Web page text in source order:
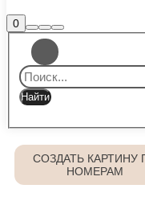
0Боковая
панель
магазина
Найти
Больше
информации
Главное
меню
СОЗДАТЬ КАРТИНУ
НОМЕРАМ